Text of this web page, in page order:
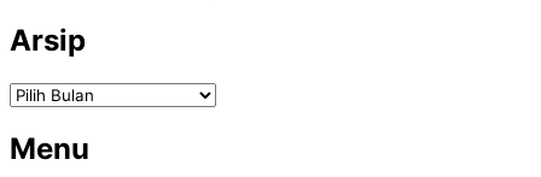
Arsip
Arsip
Menu